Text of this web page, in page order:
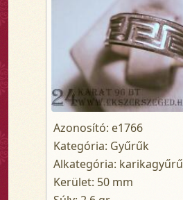
Azonosító: e1766
Kategória: Gyűrűk
Alkategória: karikagyűrű
Kerület: 50 mm